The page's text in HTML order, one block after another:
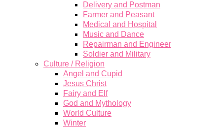
Delivery and Postman
Farmer and Peasant
Medical and Hospital
Music and Dance
Repairman and Engineer
Soldier and Military
Culture / Religion
Angel and Cupid
Jesus Christ
Fairy and Elf
God and Mythology
World Culture
Winter